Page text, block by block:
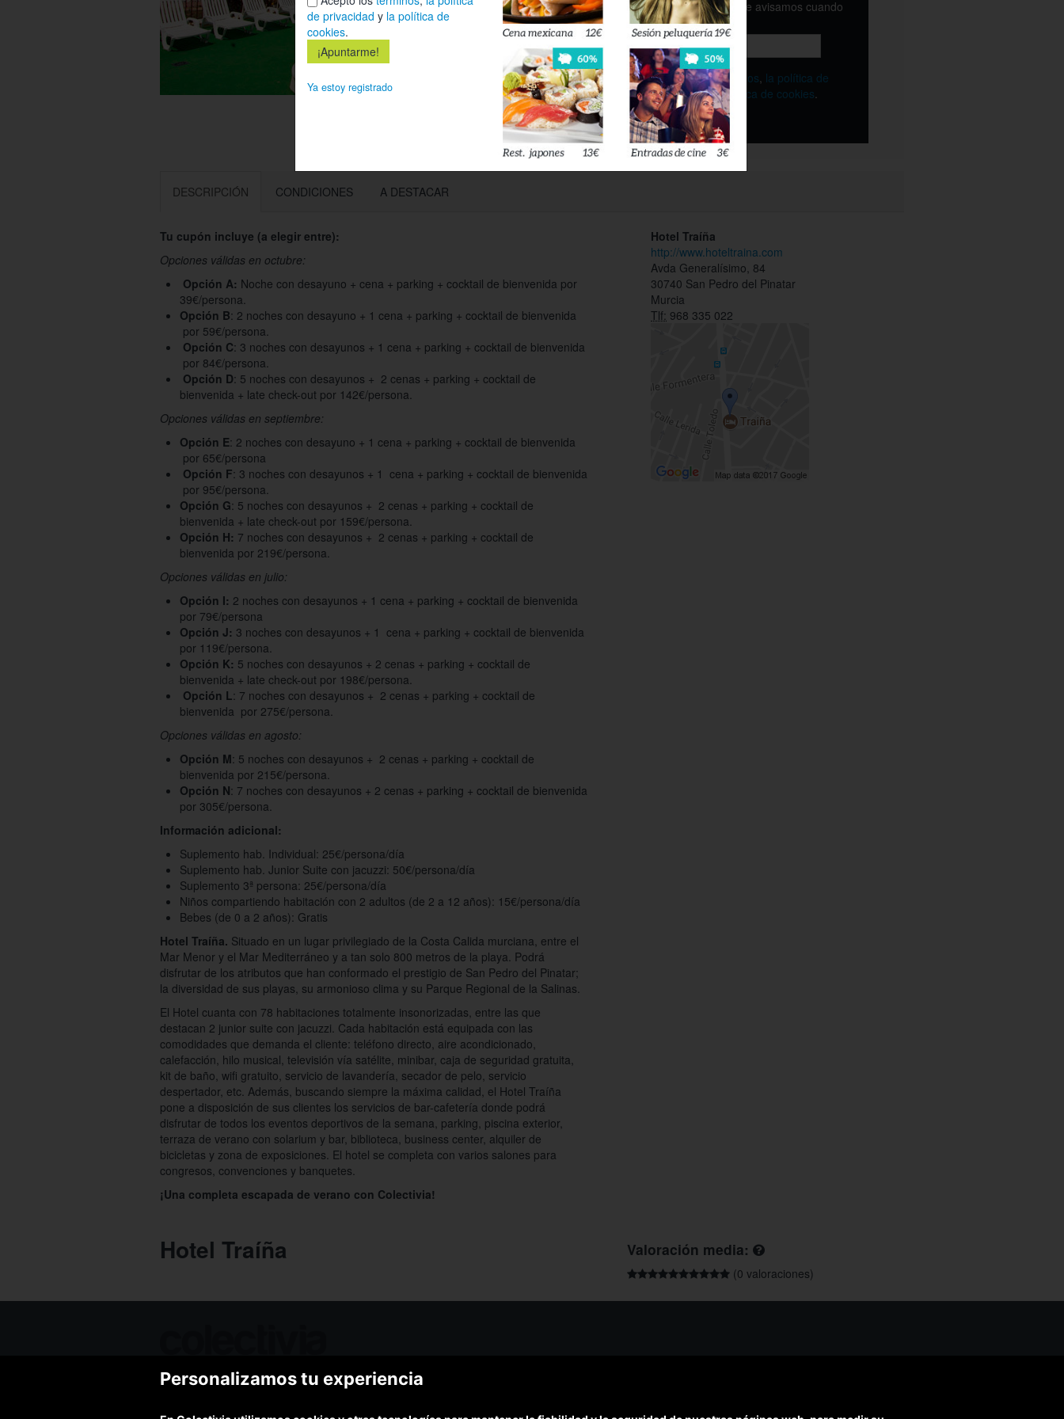
Déjanos tu email y te avisamos cuando
esté disponible
Acepto lostérminos, la política de
privacidadyla política de cookies.
DESCRIPCIÓN CONDICIONES A DESTACAR
Tu cupón incluye (a elegir entre):
Opciones válidas en octubre:
Opción A: Noche con desayuno + cena + parking + cocktail de bienvenida por
39€/persona.
Opción B: 2 noches con desayuno + 1 cena + parking + cocktail de bienvenida
por 59€/persona.
Opción C: 3 noches con desayunos + 1 cena + parking + cocktail de bienvenida
por 84€/persona.
Opción D: 5 noches con desayunos + 2 cenas + parking + cocktail de
bienvenida + late check-out por 142€/persona.
Opciones válidas en septiembre:
Opción E: 2 noches con desayuno + 1 cena + parking + cocktail de bienvenida
por 65€/persona
Opción F: 3 noches con desayunos + 1 cena + parking + cocktail de bienvenida
por 95€/persona.
Opción G: 5 noches con desayunos + 2 cenas + parking + cocktail de
bienvenida + late check-out por 159€/persona.
Opción H: 7 noches con desayunos + 2 cenas + parking + cocktail de
bienvenida por 219€/persona.
Opciones válidas en julio:
Opción I: 2 noches con desayunos + 1 cena + parking + cocktail de bienvenida
por 79€/persona
Opción J: 3 noches con desayunos + 1 cena + parking + cocktail de bienvenida
por 119€/persona.
Opción K: 5 noches con desayunos + 2 cenas + parking + cocktail de
bienvenida + late check-out por 198€/persona.
Opción L: 7 noches con desayunos + 2 cenas + parking + cocktail de
bienvenida por 275€/persona.
Opciones válidas en agosto:
Opción M: 5 noches con desayunos + 2 cenas + parking + cocktail de
bienvenida por 215€/persona.
Opción N: 7 noches con desayunos + 2 cenas + parking + cocktail de bienvenida
por 305€/persona.
Información adicional:
Suplemento hab. Individual: 25€/persona/día
Suplemento hab. Junior Suite con jacuzzi: 50€/persona/día
Suplemento 3ª persona: 25€/persona/día
Niños compartiendo habitación con 2 adultos (de 2 a 12 años): 15€/persona/día
Bebes (de 0 a 2 años): Gratis
Hotel Traíña. Situado en un lugar privilegiado de la Costa Calida murciana, entre el
Mar Menor y el Mar Mediterráneo y a tan solo 800 metros de la playa. Podrá
disfrutar de los atributos que han conformado el prestigio de San Pedro del Pinatar;
la diversidad de sus playas, su armonioso clima y su Parque Regional de la Salinas.
El Hotel cuanta con 78 habitaciones totalmente insonorizadas, entre las que
destacan 2 junior suite con jacuzzi. Cada habitación está equipada con las
comodidades que demanda el cliente: teléfono directo, aire acondicionado,
calefacción, hilo musical, televisión vía satélite, minibar, caja de seguridad gratuita,
kit de baño, wifi gratuito, servicio de lavandería, secador de pelo, servicio
despertador, etc. Además, buscando siempre la máxima calidad, el Hotel Traíña
pone a disposición de sus clientes los servicios de bar-cafetería donde podrá
disfrutar de todos los eventos deportivos de la semana, parking, piscina exterior,
terraza de verano con solarium y bar, biblioteca, business center, alquiler de
bicicletas y zona de exposiciones. El hotel se completa con varios salones para
congresos, convenciones y banquetes.
¡Una completa escapada de verano con Colectivia!
Hotel Traíña
http://www.hoteltraina.com
Avda Generalísimo, 84
30740 San Pedro del Pinatar
Murcia
Tlf: 968 335 022
Hotel Traíña Valoración media:
(0 valoraciones)
Ofertas de hoy
¿Cómo funciona Colectivia?
(Te respondemos en menos de 48h)
Personalizamos tu experiencia
de privacidad y la política de
cookies.
Ya estoy registrado